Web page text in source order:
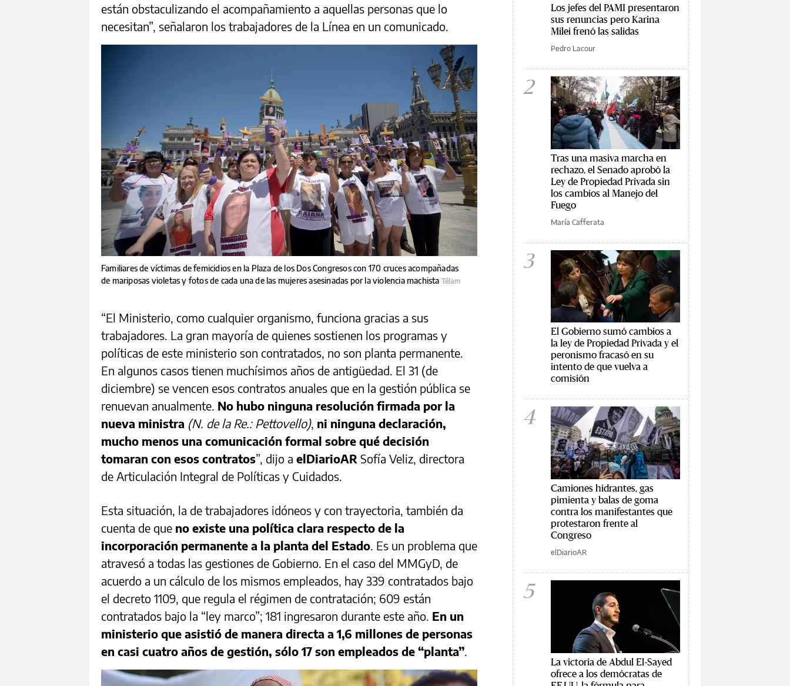
están obstaculizando el acompañamiento a aquellas personas que lo
necesitan”, señalaron los trabajadores de la Línea en un comunicado.
Familiares de víctimas de femicidios en la Plaza de los Dos Congresos con 170 cruces acompañadas
de mariposas violetas y fotos de cada una de las mujeres asesinadas por la violencia machista Télam
“El Ministerio, como cualquier organismo, funciona gracias a sus
trabajadores. La gran mayoría de quienes sostienen los programas y
políticas de este ministerio son contratados, no son planta permanente.
En algunos casos tienen muchísimos años de antigüedad. El 31 (de
diciembre) se vencen esos contratos anuales que en la gestión pública se
renuevan anualmente. No hubo ninguna resolución firmada por la
nueva ministra (N. de la Re.: Pettovello), ni ninguna declaración,
mucho menos una comunicación formal sobre qué decisión
tomaran con esos contratos”, dijo a elDiarioAR Sofía Veliz, directora
de Articulación Integral de Políticas y Cuidados.
Esta situación, la de trabajadores idóneos y con trayectoria, también da
cuenta de que no existe una política clara respecto de la
incorporación permanente a la planta del Estado. Es un problema que
atravesó a todas las gestiones de Gobierno. En el caso del MMGyD, de
acuerdo a un cálculo de los mismos empleados, hay 339 contratados bajo
el decreto 1109, que regula el régimen de contratación; 609 están
contratados bajo la “ley marco”; 181 ingresaron durante este año. En un
ministerio que asistió de manera directa a 1,6 millones de personas
en casi cuatro años de gestión, sólo 17 son empleados de “planta”.
Los jefes del PAMI presentaron
sus renuncias pero Karina
Milei frenó las salidas
Pedro Lacour
2
Tras una masiva marcha en
rechazo, el Senado aprobó la
Ley de Propiedad Privada sin
los cambios al Manejo del
Fuego
María Cafferata
3
El Gobierno sumó cambios a
la ley de Propiedad Privada y el
peronismo fracasó en su
intento de que vuelva a
comisión
4
Camiones hidrantes, gas
pimienta y balas de goma
contra los manifestantes que
protestaron frente al
Congreso
elDiarioAR
5
La victoria de Abdul El-Sayed
ofrece a los demócratas de